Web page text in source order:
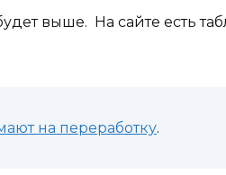
выше. На сайте есть
на переработку.